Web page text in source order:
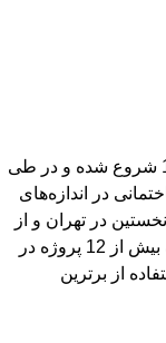
فعالیت مجموعه ساختمانی زینلی از سال 1382 شروع شده و در طی
پروژه موفق ساختمانی در اندازه‌های
در تهران و از
مناطق مختلف آن برداشته شد و تا به امروز که بیش از 12 پروژه در
از برترین